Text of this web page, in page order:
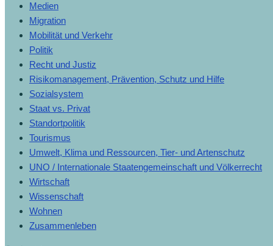
Medien
Migration
Mobilität und Verkehr
Politik
Recht und Justiz
Risikomanagement, Prävention, Schutz und Hilfe
Sozialsystem
Staat vs. Privat
Standortpolitik
Tourismus
Umwelt, Klima und Ressourcen, Tier- und Artenschutz
UNO / Internationale Staatengemeinschaft und Völkerrecht
Wirtschaft
Wissenschaft
Wohnen
Zusammenleben